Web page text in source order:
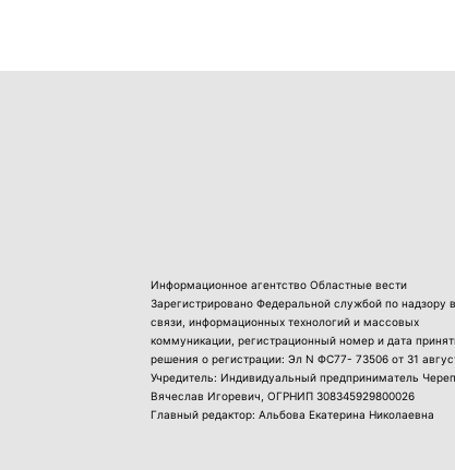
Информационное агентство Областные вести
Зарегистрировано Федеральной службой по надзору
связи, информационных технологий и массовых
коммуникации, регистрационный номер и дата
решения о регистрации: Эл N ФС77- 73506 от 31
Учредитель: Индивидуальный предприниматель
Вячеслав Игоревич, ОГРНИП 308345929800026
Главный редактор: Альбова Екатерина Николаевна